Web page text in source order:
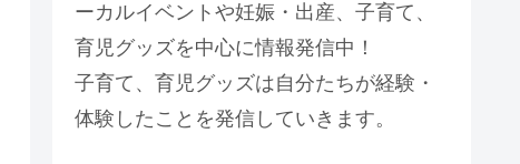
ーカルイベントや妊娠・出産、子育て、
育児グッズを中心に情報発信中！
子育て、育児グッズは自分たちが経験・
体験したことを発信していきます。